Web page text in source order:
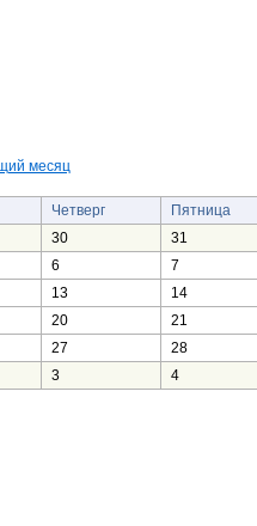
месяц
Четверг Пятница
30 31
6 7
13 14
20 21
27 28
3 4